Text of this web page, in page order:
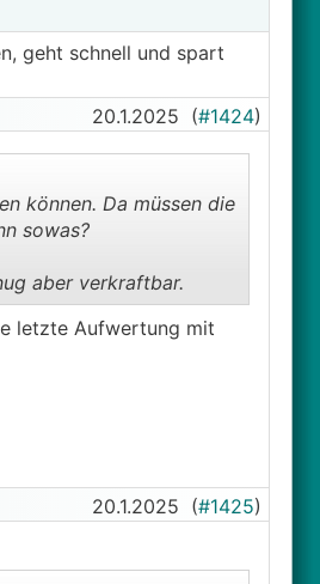
geht schnell und spart
20.1.2025 (#1424)
können. Da müssen die
sowas?
aber verkraftbar.
letzte Aufwertung mit
20.1.2025 (#1425)